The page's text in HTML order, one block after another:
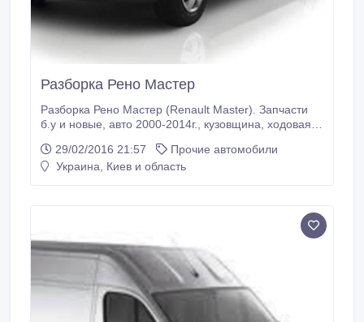
Разборка Рено Мастер
Разборка Рено Мастер (Renault Master). Запчасти
б.у и новые, авто 2000-2014г., кузовщина, ходовая,
титан./метал., колпаки, резина, электрика, салонные
ел-ты, подушки безопасности, акустика и все
29/02/2016 21:57
Прочие автомобили
Украина, Киев и область